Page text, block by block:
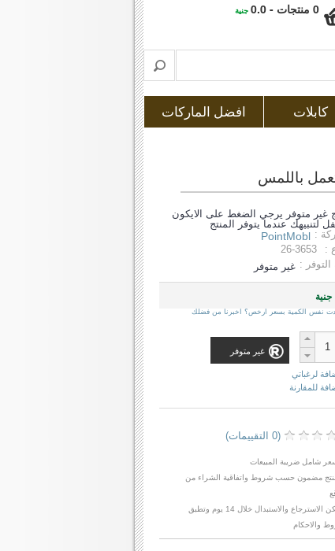
0 منتجات - 0.0 جنية
كابلات افضل الماركات
غير متوفر يرجي الضغط على الايكون
لتنبيهك عندما يتوفر المنتج
:
PointMobl
:
26-3653
التوفر : غير متوفر
جنية
نفس الكمية بسعر ارخص؟ اخبرنا من فضلك
غير متوفر
لرغباتي
للمقارنة
(0 التقييمات)
شامل ضريبة المبيعات
مضمون حسب شروط واتفاقية الشراء من
> يمكن الاسترجاع والاستبدال خلال 14 يوم وتطبق
والاحكام